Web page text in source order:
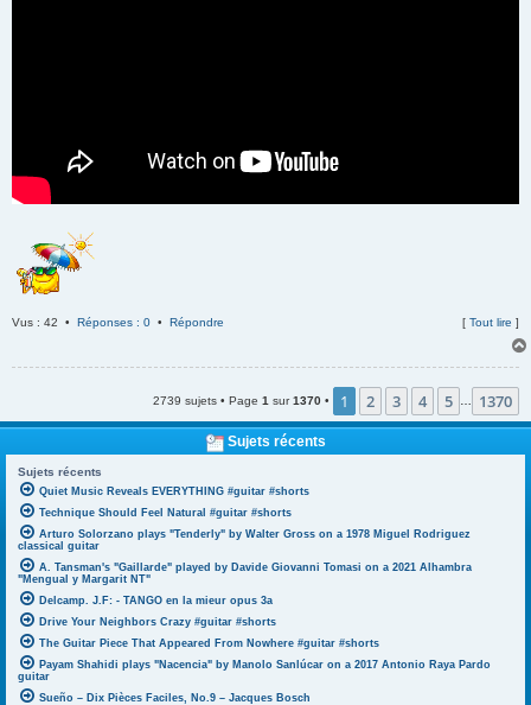
Vus : 42 • Réponses : 0 • Répondre [ Tout lire ]
2739 sujets • Page 1 sur1370 • 1 2 3 4 5 1370
Sujets récents
Sujets récents
Quiet Music Reveals EVERYTHING #guitar #shorts
Technique Should Feel Natural #guitar #shorts
Arturo Solorzano plays "Tenderly" by Walter Gross on a 1978 Miguel Rodriguez
classical guitar
A. Tansman's "Gaillarde" played by Davide Giovanni Tomasi on a 2021 Alhambra
"Mengual y Margarit NT"
Delcamp. J.F: - TANGO en la mieur opus 3a
Drive Your Neighbors Crazy #guitar #shorts
The Guitar Piece That Appeared From Nowhere #guitar #shorts
Payam Shahidi plays "Nacencia" by Manolo Sanlúcar on a 2017 Antonio Raya Pardo
guitar
Sueño – Dix Pièces Faciles, No.9 – Jacques Bosch